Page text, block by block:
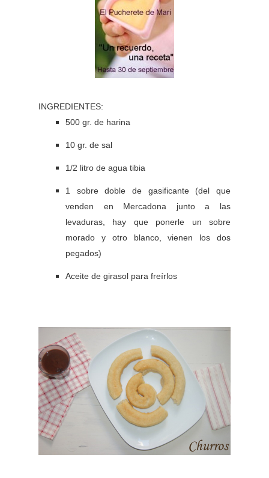
INGREDIENTES:
500 gr. de harina
10 gr. de sal
1/2 litro de agua tibia
1 sobre doble de gasificante (del que
venden en Mercadona junto a las
levaduras, hay que ponerle un sobre
morado y otro blanco, vienen los dos
pegados)
Aceite de girasol para freírlos